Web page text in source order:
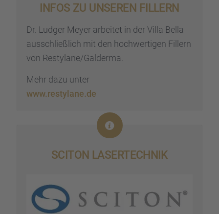
INFOS ZU UNSEREN FILLERN
Dr. Ludger Meyer arbei­tet in der Villa Bella
ausschließ­lich mit den hochwer­ti­gen Fillern
von Restylane/Galderma.
Mehr dazu unter
www.restylane.de
SCITON LASER­TECH­NIK